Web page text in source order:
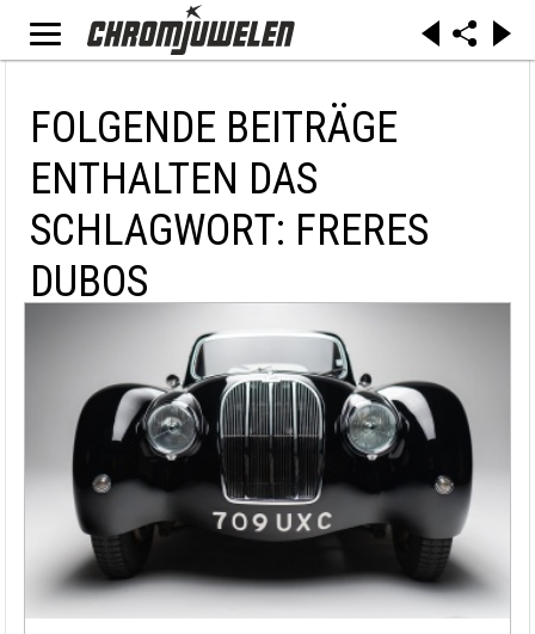
FOLGENDE BEITRÄGE
ENTHALTEN DAS
SCHLAGWORT: FRERES
DUBOS